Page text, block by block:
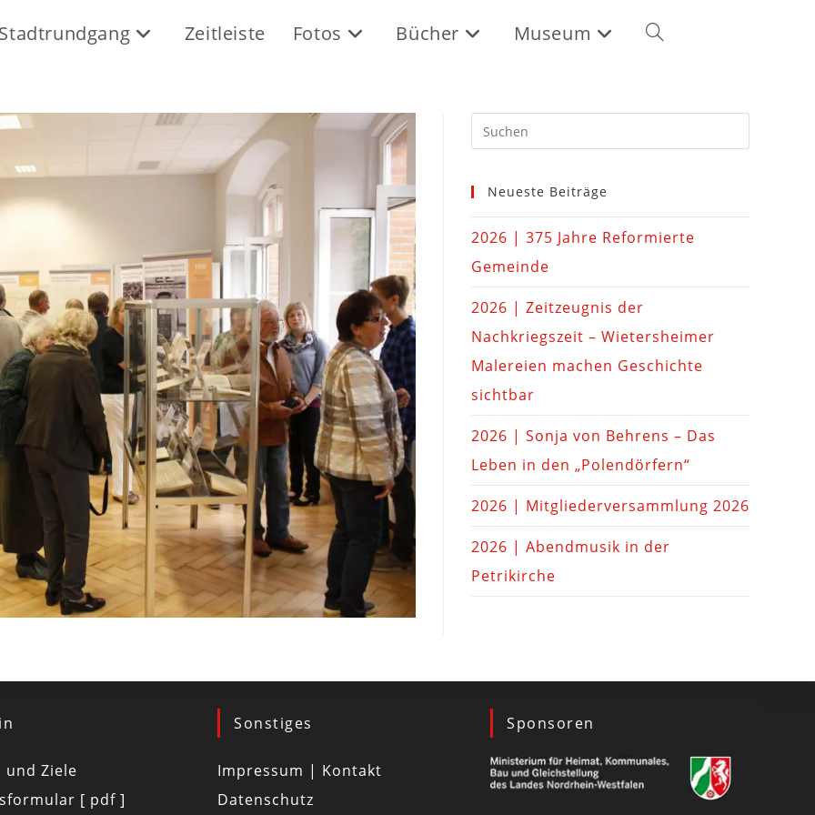
Zeitleiste Fotos Bücher Museum
Neueste Beiträge
2026 | 375 Jahre Reformierte
Gemeinde
2026 | Zeitzeugnis der
Nachkriegszeit – Wietersheimer
Malereien machen Geschichte
sichtbar
2026 | Sonja von Behrens – Das
Leben in den „Polendörfern“
2026 | Mitgliederversammlung 2026
2026 | Abendmusik in der
Petrikirche
und Ziele
[ pdf ]
Sonstiges
Impressum | Kontakt
Datenschutz
Sponsoren